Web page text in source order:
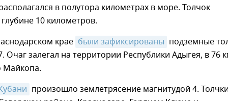
в полутора километрах в море. Толчок
10 километров.
крае были зафиксированы подземные
Очаг залегал на территории Республики Адыгея, в 76
Майкопа.
произошло землетрясение магнитудой 4. Толчки